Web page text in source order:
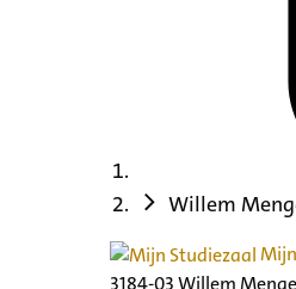
Willem
3184-03 Willem